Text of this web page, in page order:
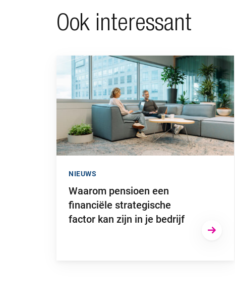
Ook interessant
Ga naar “Waarom pensioen een financiële
Waarom pensioen een
financiële strategische
factor kan zijn in je bedrijf
NIEUWS